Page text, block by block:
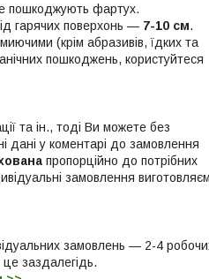
пошкоджують фартух.
гарячих поверхонь — 7-10 см.
(крім абразивів, їдких та
пошкоджень, користуйтеся
та ін., тоді Ви можете без
дані у коментарі до замовлення
пропорційно до потрібних
замовлення
замовлень — 2-4
це заздалегідь.